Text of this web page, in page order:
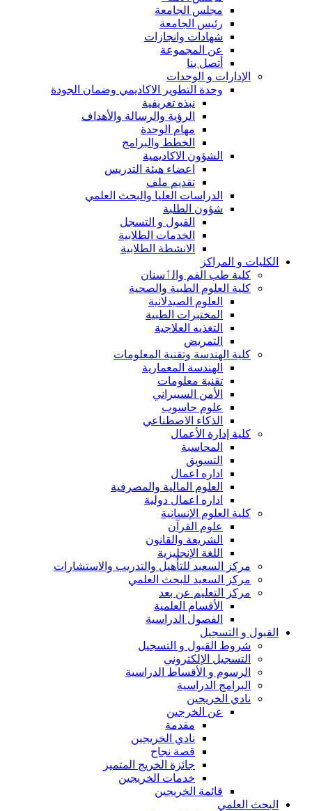
مجلس الجامعة
رئيس الجامعة
شهادات وانجازات
عن المجموعة
أتصل بنا
الإدارات و الوحدات
وحدة التطوير الاكاديمي وضمان الجودة
نبذه تعريفية
الرؤية والرسالة والأهداف
مهام الوحدة
الخطط والبرامج
الشؤون الاكاديمية
اعضاء هيئة التدريس
تقديم ملف
الدراسات العليا والبحث العلمي
شؤون الطلبة
القبول و التسجل
الخدمات الطلابية
الانشطة الطلابية
الكليات و المراكز
كلية طب الفم والٲسنان
كلية العلوم الطبية والصحية
العلوم الصيدلانية
المختبرات الطبية
التغذيه العلاجية
التمريض
كلية الهندسة وتقنية المعلومات
الهندسة المعمارية
تقنية معلومات
الأمن السيبراني
علوم حاسوب
الذكاء الاصطناعي
كلية إدارة الأعمال
المحاسبة
التسويق
اداره اعمال
العلوم المالية والمصرفية
اداره اعمال دولية
كلية العلوم الإنسانية
علوم القرآن
الشريعة والقانون
اللغة الإنجليزية
مركز السعيد للتأهيل والتدريب والاستشارات
مركز السعيد للبحث العلمي
مركز التعليم عن بعد
الأقسام العلمية
الفصول الدراسية
القبول و التسجيل
شروط القبول و التسجيل
التسجيل الإلكتروني
الرسوم و الأقساط الدراسية
البرامج الدراسية
نادي الخريجين
عن الخرجين
مقدمة
نادي الخريجين
قصة نجاح
جائزة الخريج المتميز
خدمات الخريجين
قائمة الخريجين
البحث العلمي